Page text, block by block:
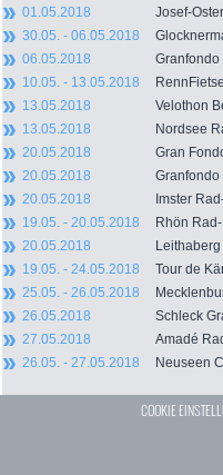
01.05.2018
Josef-
30.05. - 06.05.2018
06.05.2018
10.05. - 13.05.2018
13.05.2018
Velothon
13.05.2018
Nordsee
20.05.2018
Gran
20.05.2018
20.05.2018
Imster
19.05. - 20.05.2018
Rhön
20.05.2018
19.05. - 24.05.2018
Tour de
25.05. - 26.05.2018
26.05.2018
Schleck
27.05.2018
Amadé
26.05. - 27.05.2018
Neuseen
COOKIE